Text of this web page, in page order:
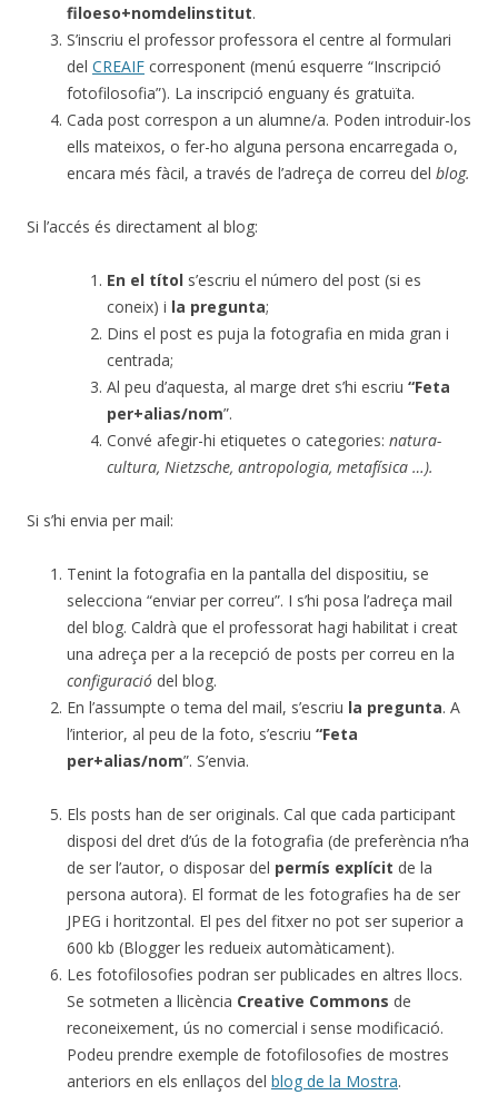
filoeso+nomdelinstitut.
S’inscriu el professor professora el centre al formulari
del CREAIF corresponent (menú esquerre “Inscripció
fotofilosofia”). La inscripció enguany és gratuïta.
Cada post correspon a un alumne/a. Poden introduir-los
ells mateixos, o fer-ho alguna persona encarregada o,
encara més fàcil, a través de l’adreça de correu del blog.
Si l’accés és directament al blog:
En el títol s’escriu el número del post (si es
coneix) i la pregunta;
Dins el post es puja la fotografia en mida gran i
centrada;
Al peu d’aquesta, al marge dret s’hi escriu “Feta
per+alias/nom”.
Convé afegir-hi etiquetes o categories: natura-
cultura, Nietzsche, antropologia, metafísica …).
Si s’hi envia per mail:
Tenint la fotografia en la pantalla del dispositiu, se
selecciona “enviar per correu”. I s’hi posa l’adreça mail
del blog. Caldrà que el professorat hagi habilitat i creat
una adreça per a la recepció de posts per correu en la
configuració del blog.
En l’assumpte o tema del mail, s’escriu la pregunta. A
l’interior, al peu de la foto, s’escriu “Feta
per+alias/nom”. S’envia.
Els posts han de ser originals. Cal que cada participant
disposi del dret d’ús de la fotografia (de preferència n’ha
de ser l’autor, o disposar del permís explícit de la
persona autora). El format de les fotografies ha de ser
JPEG i horitzontal. El pes del fitxer no pot ser superior a
600 kb (Blogger les redueix automàticament).
Les fotofilosofies podran ser publicades en altres llocs.
Se sotmeten a llicència Creative Commons de
reconeixement, ús no comercial i sense modificació.
Podeu prendre exemple de fotofilosofies de mostres
anteriors en els enllaços del blog de la Mostra.